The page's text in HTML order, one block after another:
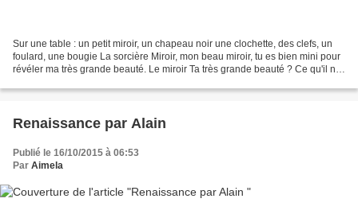
Sur une table : un petit miroir, un chapeau noir une clochette, des clefs, un
foulard, une bougie La sorcière Miroir, mon beau miroir, tu es bien mini pour
révéler ma très grande beauté. Le miroir Ta très grande beauté ? Ce qu'il ne
Renaissance par Alain
Publié le 16/10/2015 à 06:53
Par Aimela